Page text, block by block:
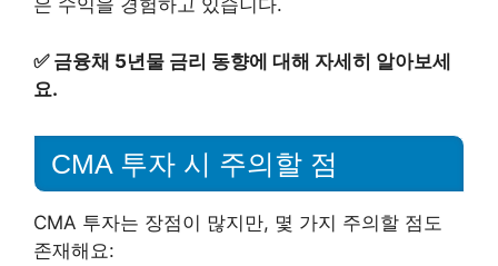
은 수익을 경험하고 있습니다.
✅ 금융채 5년물 금리 동향에 대해 자세히 알아보세
요.
CMA 투자 시 주의할 점
CMA 투자는 장점이 많지만, 몇 가지 주의할 점도
존재해요: